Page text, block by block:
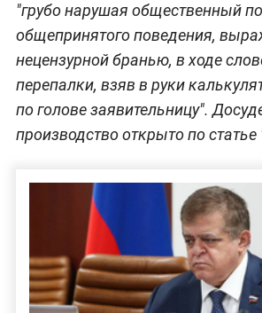
"грубо нарушая общественный
общепринятого поведения,
нецензурной бранью, в ходе
перепалки, взяв в руки
по голове заявительницу".
производство открыто по статье